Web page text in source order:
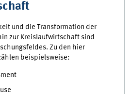
und die Transformation der
zur Kreislaufwirtschaft sind
Zu den hier
beispielsweise: